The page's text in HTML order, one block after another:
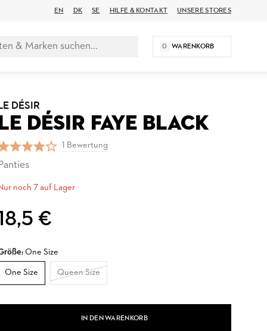
EN DK SE HILFE & KONTAKT UNSERE STORES
0 WARENKORB
DÉSIR
DÉSIR FAYE BLACK
1 Bewertung
noch 7 auf Lager
€
One Size
One Size Queen Size
IN DEN WARENKORB